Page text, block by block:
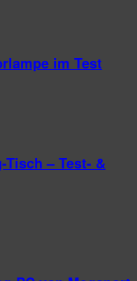
im Test
Tisch – Test- &